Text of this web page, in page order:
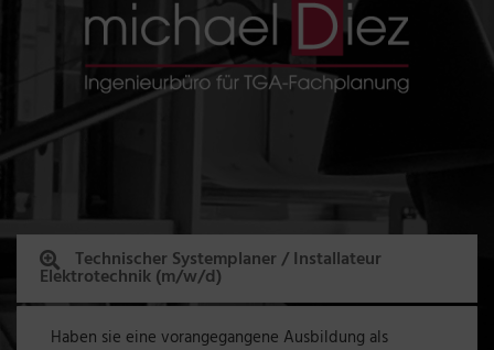
Technischer Systemplaner / Installateur
Elektrotechnik (m/w/d)
Haben sie eine vorangegangene Ausbildung als